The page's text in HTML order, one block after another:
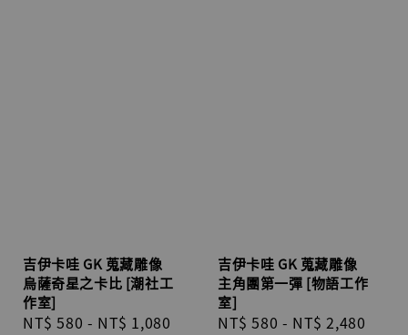
吉伊卡哇 GK 蒐藏雕像
烏薩奇星之卡比 [潮社工
作室]
Regular
NT$ 580 - NT$ 1,080
吉伊卡哇 GK 蒐藏雕像
主角團第一彈 [物語工作
室]
Regular
NT$ 580 - NT$ 2,480